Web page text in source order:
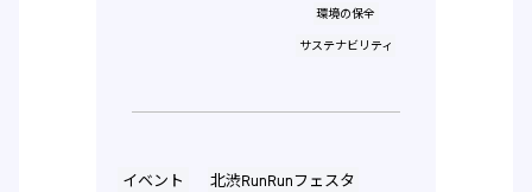
環境の保全
サステナビリティ
イベント
北渋RunRunフェスタ